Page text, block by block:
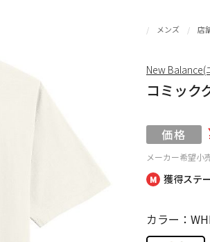
獲得ステ
メンズ 店
コミック
メーカー希望小
カラー：
New Balance(